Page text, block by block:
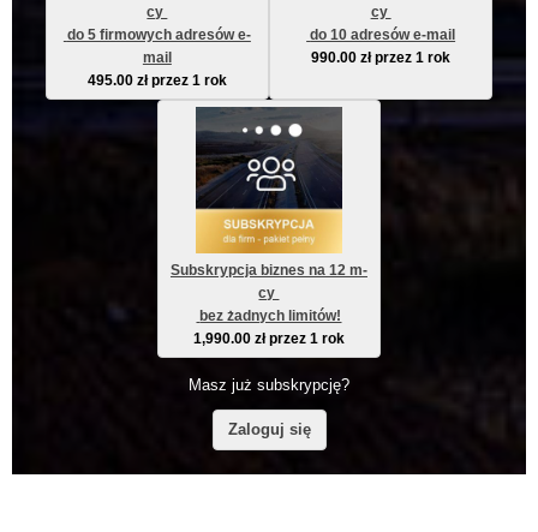
cy
mail
495.00 zł przez 1 rok
cy
do 10 adresów e-mail
990.00zł przez 1 rok
Subskrypcja biznes na 12 m-
cy
bez żadnych limitów!
1,990.00 zł przez 1 rok
Masz już subskrypcję?
Zaloguj się